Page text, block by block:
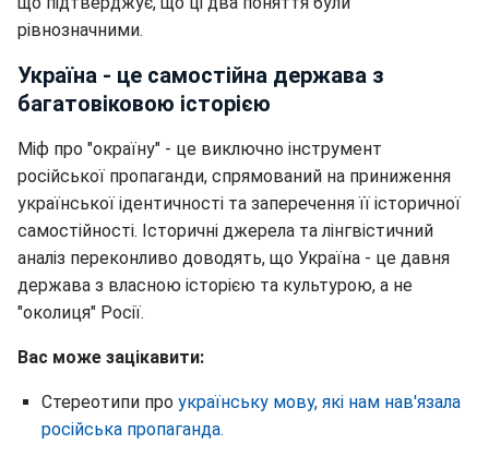
рівнозначними.
Україна - це самостійна держава з
багатовіковою історією
Міф про "окраїну" - це виключно інструмент
російської пропаганди, спрямований на приниження
української ідентичності та заперечення її історичної
самостійності. Історичні джерела та лінгвістичний
аналіз переконливо доводять, що Україна - це давня
держава з власною історією та культурою, а не
"околиця" Росії.
Вас може зацікавити:
Стереотипи про українську мову, які нам нав'язала
російська пропаганда.